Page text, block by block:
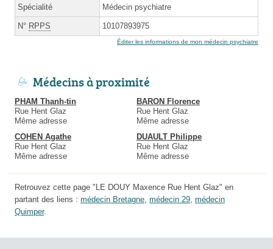
Spécialité Médecin psychiatre
N° RPPS 10107893975
Éditer les informations de mon médecin psychiatre
Médecins à proximité
PHAM Thanh-tin
Rue Hent Glaz
Même adresse
BARON Florence
Rue Hent Glaz
Même adresse
COHEN Agathe
Rue Hent Glaz
Même adresse
DUAULT Philippe
Rue Hent Glaz
Même adresse
Retrouvez cette page "LE DOUY Maxence Rue Hent Glaz" en
partant des liens : médecin Bretagne médecin 29 médecin
Quimper.